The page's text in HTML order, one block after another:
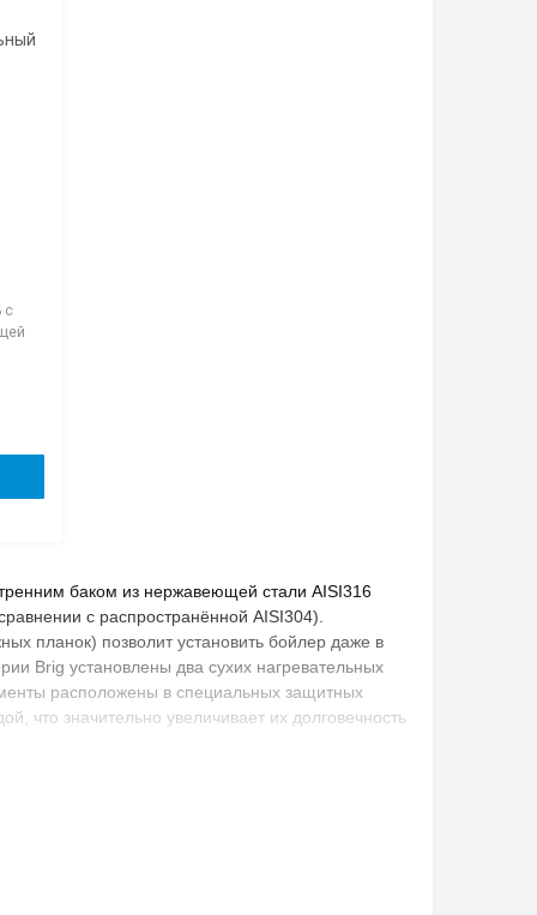
с
баком из нержавеющей стали AISI316
с распространённой AISI304).
планок) позволит установить бойлер даже в
Brig установлены два сухих нагревательных
расположены в специальных защитных
что значительно увеличивает их долговечность
сплав, содержащий не менее 17% хрома и с